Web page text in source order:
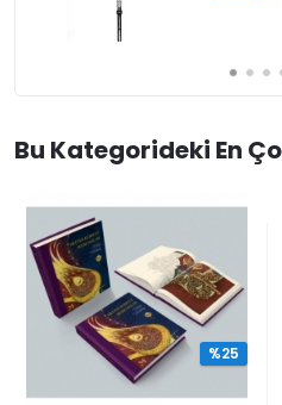
Bu Kategorideki En
%25